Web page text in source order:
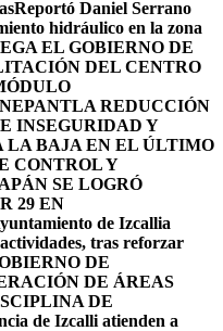
Reportó Daniel Serrano
hidráulico en la zona
EL GOBIERNO DE
DEL CENTRO
REDUCCIÓN
INSEGURIDAD Y
LA BAJA EN EL ÚLTIMO
CONTROL Y
SE LOGRÓ
29 EN
de Izcallia
tras reforzar
DE
DE ÁREAS
DE
de Izcalli atienden a